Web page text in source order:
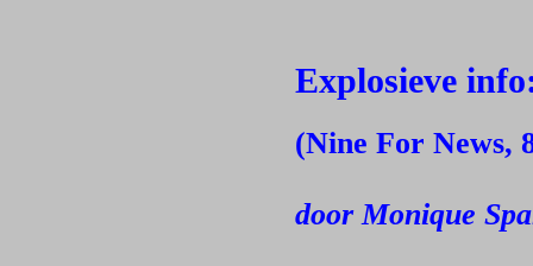
Explosieve
(Nine For News,
door Monique